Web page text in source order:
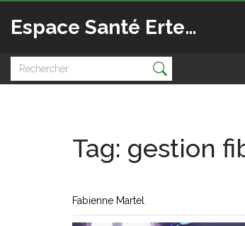
Espace Santé Ertedis
Tag: gestion
Fabienne Martel